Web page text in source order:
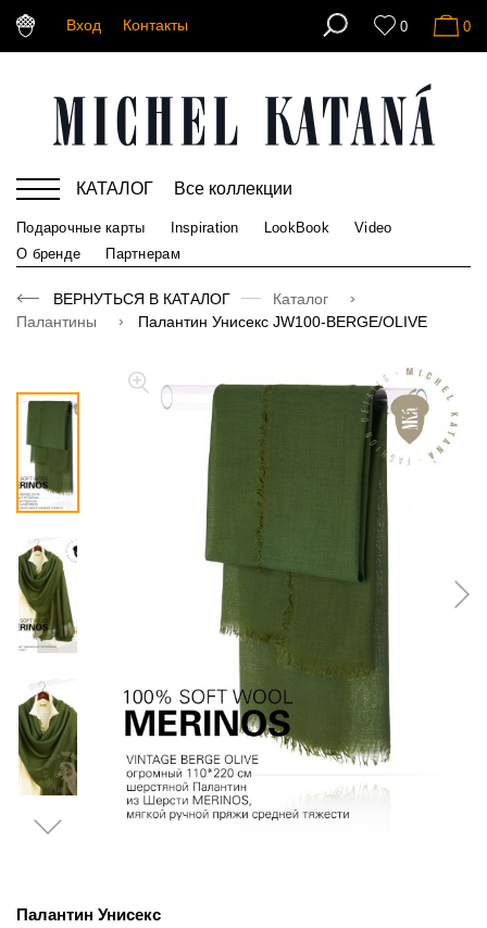
Вход Контакты 0 0
КАТАЛОГ Все коллекции
Подарочные карты Inspiration LookBook
Video
О бренде
Партнерам
ВЕРНУТЬСЯ В КАТАЛОГ
Каталог
Палантины
Палантин Унисекс JW100-BERGE/OLIVE
Палантин Унисекс